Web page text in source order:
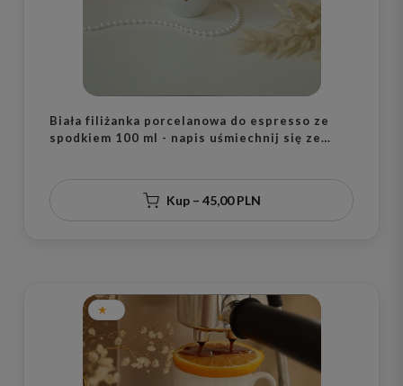
Biała filiżanka porcelanowa do espresso ze
spodkiem 100 ml - napis uśmiechnij się ze
Kup – 45,00 PLN